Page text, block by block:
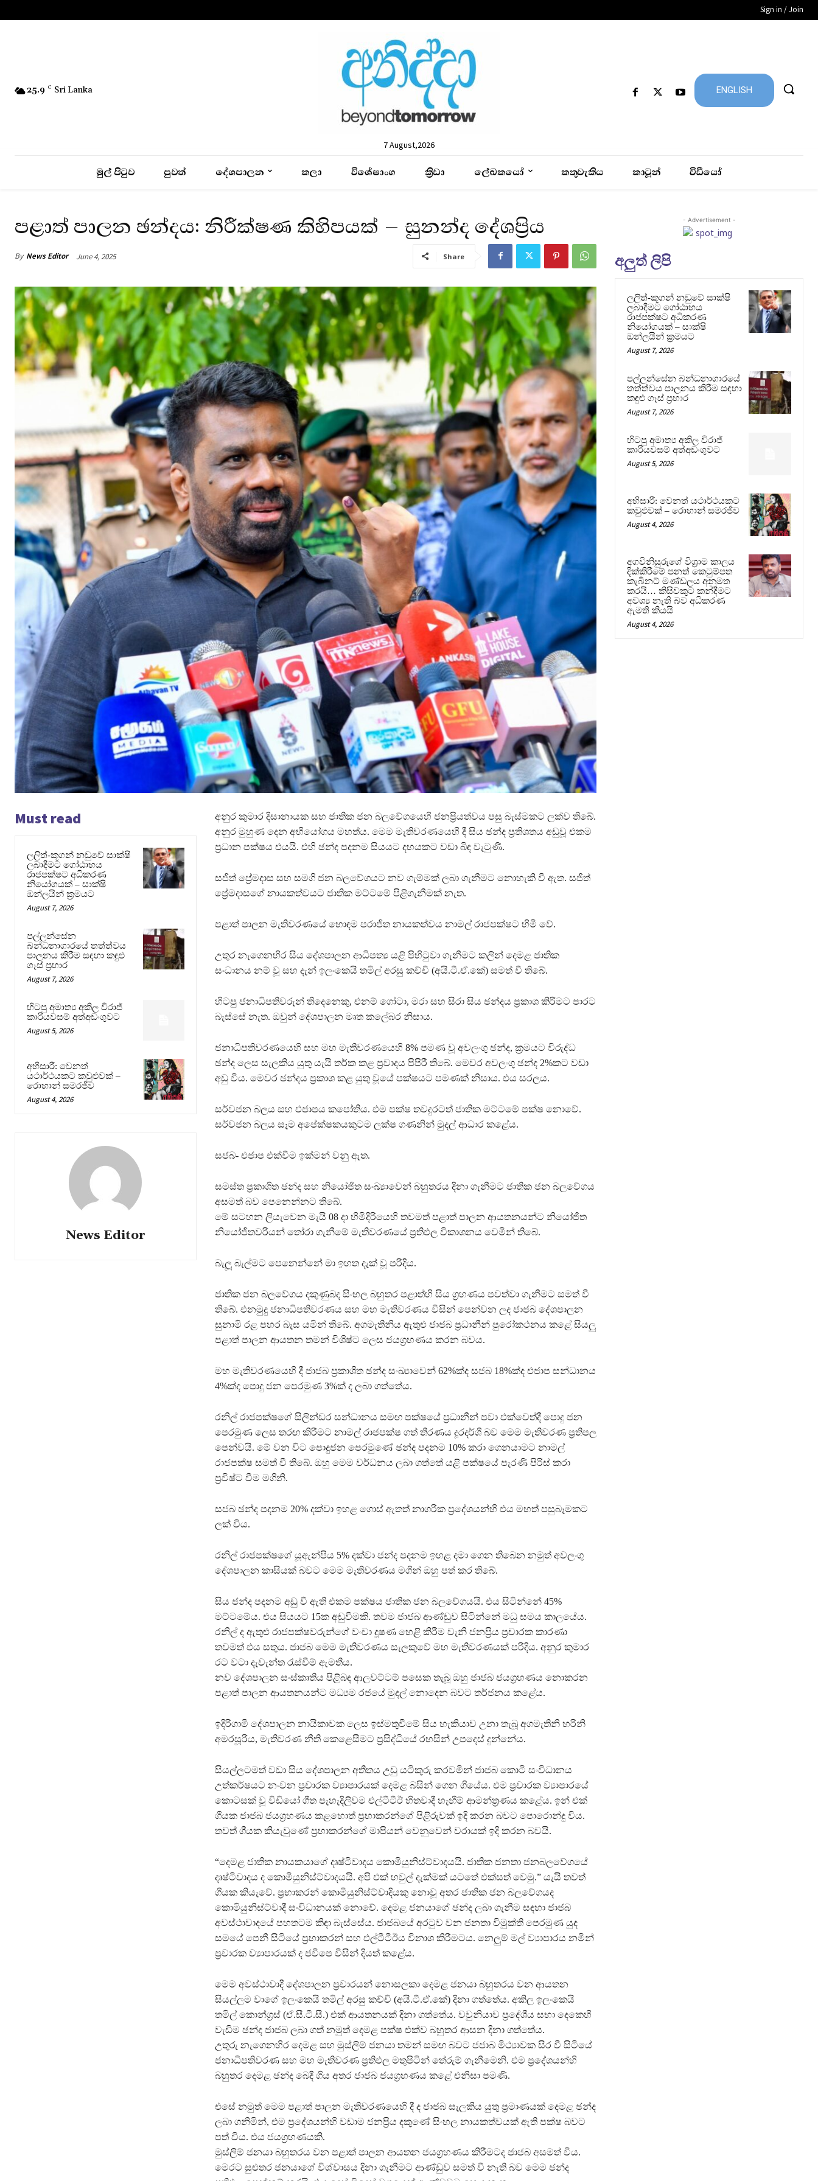
Sign in / Join
25.9 C Sri Lanka
7 August,2026
ENGLISH
මුල් පිටුව පුවත් දේශපාලන කලා විශේෂාංග ක්‍රිඩා ලේඛකයෝ කතුවැකිය කාටූන් විඩීයෝ
පළාත් පාලන ඡන්දය: නිරීක්ෂණ කිහිපයක් – සුනන්ද දේශප්‍රිය
By News Editor June 4, 2025 Share
Must read
ලලිත්-කූගන් නඩුවේ සාක්ෂි
ලබාදීමට ගෝඨාභය
රාජපක්ෂට අධිකරණ
නියෝගයක් – සාක්ෂි
ඔන්ලයින් ක්‍රමයට
August 7, 2026
පල්ලන්සේන
බන්ධනාගාරයේ තත්ත්වය
පාලනය කිරීම සඳහා කඳුළු
ගෑස් ප්‍රහාර
August 7, 2026
හිටපු අමාත්‍ය අකිල විරාජ්
කාරියවසම් අත්අඩංගුවට
August 5, 2026
අභිසාරී: වෙනත්
යථාර්ථයකට කවුළුවක් –
රොහාන් සමරජීව
August 4, 2026
News Editor
අනුර කුමාර දිසානායක සහ ජාතික ජන බලවේගයෙහි ජනප්‍රියත්වය පසු බැස්මකට ලක්ව තිබේ.
අනුර මුහුණ දෙන අභියෝගය මහත්ය. මෙම මැතිවරණයෙහි දී සිය ඡන්ද ප්‍රතිශතය අඩුවූ එකම
ප්‍රධාන පක්ෂය එයයි. එහි ඡන්ද පදනම සියයට දහයකට වඩා බිඳ වැටුණි.
සජිත් ප්‍රේමදාස සහ සමගි ජන බලවේගයට නව ගැම්මක් ලබා ගැනීමට නොහැකි වී ඇත. සජිත්
ප්‍රේමදාසගේ නායකත්වයට ජාතික මට්ටමේ පිළිගැනීමක් නැත.
පළාත් පාලන මැතිවරණයේ හොඳම පරාජිත නායකත්වය නාමල් රාජපක්ෂට හිමි වේ.
උතුර නැගෙනහිර සිය දේශපාලන ආධිපත්‍ය යළි පිහිටුවා ගැනීමට කලින් දෙමළ ජාතික
සංධානය නම් වූ සහ දැන් ඉලංකෙයි තමිල් අරසු කච්චි (අයි.ටී.ඒ.කේ) සමත් වී තිබේ.
හිටපු ජනාධිපතිවරුන් තිදෙනෙකු, එනම් ගෝටා, මරා සහ සිරා සිය ඡන්දය ප්‍රකාශ කිරීමට පාරට
බැස්සේ නැත. ඔවුන් දේශපාලන මෘත කලේබර නිසාය.
ජනාධිපතිවරණයෙහි සහ මහ මැතිවරණයෙහි 8% පමණ වූ අවලංගු ඡන්ද, ක්‍රමයට විරුද්ධ
ඡන්ද ලෙස සැලකිය යුතු යැයි තර්ක කළ ප්‍රවාදය පිපිරී තිබේ. මෙවර අවලංගු ඡන්ද 2%කට වඩා
අඩු විය. මෙවර ඡන්දය ප්‍රකාශ කළ යුතු වූයේ පක්ෂයට පමණක් නිසාය. එය සරලය.
සර්වජන බලය සහ එජාපය කපෝතිය. එම පක්ෂ තවදුරටත් ජාතික මට්ටමේ පක්ෂ නොවේ.
සර්වජන බලය සෑම අපේක්ෂකයකුටම ලක්ෂ ගණනින් මුදල් ආධාර කළේය.
සජබ- එජාප එක්වීම ඉක්මන් වනු ඇත.
සමස්ත ප්‍රකාශිත ඡන්ද සහ නියෝජිත සංඛ්‍යාවෙන් බහුතරය දිනා ගැනීමට ජාතික ජන බලවේගය
අසමත් බව පෙනෙන්නට තිබේ.
මේ සටහන ලියැවෙන මැයි 08 දා හිමිදිරියෙහි තවමත් පළාත් පාලන ආයතනයන්ට නියෝජිත
නියෝජිතවරියන් තෝරා ගැනීමේ මැතිවරණයේ ප්‍රතිඵල විකාශනය වෙමින් තිබේ.
බැලූ බැල්මට පෙනෙන්නේ මා ඉහත දැක් වූ පරිදිය.
ජාතික ජන බලවේගය දකුණුබද සිංහල බහුතර පළාත්හි සිය ග්‍රහණය පවත්වා ගැනීමට සමත් වී
තිබේ. එනමුදු ජනාධිපතිවරණය සහ මහ මැතිවරණය විසින් පෙන්වන ලද ජාජබ දේශපාලන
සුනාමි රළ පහර බැස යමින් තිබේ. අගමැතිනිය ඇතුළු‍ ජාජබ ප්‍රධානීන් පුරෝකථනය කළේ සියලු‍
පළාත් පාලන ආයතන තමන් විශිෂ්ට ලෙස ජයග්‍රහණය කරන බවය.
මහ මැතිවරණයෙහි දී ජාජබ ප්‍රකාශිත ඡන්ද සංඛ්‍යාවෙන් 62%ක්ද සජබ 18%ක්ද එජාප සන්ධානය
4%ක්ද පොදු ජන පෙරමුණ 3%ක් ද ලබා ගත්තේය.
රනිල් රාජපක්ෂගේ සිලින්ඩර සන්ධානය සමඟ පක්ෂයේ ප්‍රධානීන් පවා එක්වෙත්දී පොදු ජන
පෙරමුණ ලෙස තරඟ කිරීමට නාමල් රාජපක්ෂ ගත් තීරණය දූරදර්ශී බව මෙම මැතිවරණ ප්‍රතිපල
පෙන්වයි. මේ වන විට පොදුජන පෙරමුණේ ඡන්ද පදනම 10% කරා ගෙනයාමට නාමල්
රාජපක්ෂ සමත් වී තිබේ. ඔහු මෙම වර්ධනය ලබා ගත්තේ යළි පක්ෂයේ පැරණි පිරිස් කරා
ප්‍රවිෂ්ට වීම මගිනි.
සජබ ඡන්ද පදනම 20% දක්වා ඉහළ ගොස් ඇතත් නාගරික ප්‍රදේශයන්හි එය මහත් පසුබෑමකට
ලක් විය.
රනිල් රාජපක්ෂගේ යූඇන්පිය 5% දක්වා ජන්ද පදනම ඉහළ දමා ගෙන තිබෙන නමුත් අවලංගු
දේශපාලන කාසියක් බවට මෙම මැතිවරණය මගින් ඔහු පත් කර තිබේ.
සිය ජන්ද පදනම අඩු වී ඇති එකම පක්ෂය ජාතික ජන බලවේගයයි. එය සිටින්නේ 45%
මට්ටමේය. එය සියයට 15ක අඩුවීමකි. තවම ජාජබ ආණ්ඩුව සිටින්නේ මධු සමය කාලයේය.
රනිල් ද ඇතුළු‍ රාජපක්ෂවරුන්ගේ වංචා දූෂණ හෙළි කිරීම වැනි ජනප්‍රිය ප්‍රචාරක කාරණා
තවමත් එය සතුය. ජාජබ මෙම මැතිවරණය සැලකුවේ මහ මැතිවරණයක් පරිදිය. අනුර කුමාර
රට වටා දැවැන්ත රැස්වීම් ඇමතීය.
නව දේශපාලන සංස්කෘතිය පිළිබඳ ආලවට්ටම් පසෙක තැබූ ඔහු ජාජබ ජයග්‍රහණය නොකරන
පළාත් පාලන ආයතනයන්ට මධ්‍යම රජයේ මුදල් නොදෙන බවට තර්ජනය කළේය.
ඉදිරිගාමී දේශපාලන නායිකාවක ලෙස ඉස්මතුවීමේ සිය හැකියාව උනා තැබූ අගමැතිනි හරිනි
අමරසූරිය, මැතිවරණ නීති කෙළෙසීමට ප්‍රසිද්ධියේ රහසින් උපදෙස් දුන්නේය.
සියල්ලටමත් වඩා සිය දේශපාලන අතීතය උඩු යටිකුරු කරවමින් ජාජබ කොටි සංවිධානය
උත්කර්ෂයට නංවන ප්‍රචාරක ව්‍යාපාරයක් දෙමළ බසින් ගෙන ගියේය. එම ප්‍රචාරක ව්‍යාපාරයේ
කොටසක් වූ විඩියෝ ගීත පැහැදිලිවම එල්ටීටීඊ හිතවාදී හැඟීම් ආමන්ත්‍රණය කළේය. ඉන් එක්
ගීයක ජාජබ ජයග්‍රහණය කළහොත් ප්‍රභාකරන්ගේ පිළිරුවක් ඉදි කරන බවට පොරොන්දු විය.
තවත් ගීයක කියැවු‍ණේ ප්‍රභාකරන්ගේ මාපියන් වෙනුවෙන් වරායක් ඉදි කරන බවයි.
“දෙමළ ජාතික නායකයාගේ දෘෂ්ටිවාදය කොමියුනිස්ට්වාදයයි. ජාතික ජනතා ජනබලවේගයේ
දෘෂ්ටිවාදය ද කොමියුනිස්ට්වාදයයි. අපි එක් හවුල් දැක්මක් යටතේ එක්සත් වෙමු.” යැයි තවත්
ගීයක කියැවේ. ප්‍රභාකරන් කොමියුනිස්ට්වාදියකු නොවූ අතර ජාතික ජන බලවේගයද
කොමියුනිස්ට්වාදී සංවිධානයක් නොවේ. දෙමළ ජනයාගේ ඡන්ද ලබා ගැනීම සඳහා ජාජබ
අවස්ථාවාදයේ පහතටම කිඳා බැස්සේය. ජාජබයේ අරටුව වන ජනතා විමුක්ති පෙරමුණ යුද
සමයේ පෙනී සිටියේ ප්‍රභාකරන් සහ එල්ටීටීඊය විනාශ කිරීමටය. නෙලු‍ම් මල් ව්‍යාපාරය නමින්
ප්‍රචාරක ව්‍යාපාරයක් ද ජවිපෙ විසින් දියත් කළේය.
මෙම අවස්ථාවාදී දේශපාලන ප්‍රචාරයන් නොසලකා දෙමළ ජනයා බහුතරය වන ආයතන
සියල්ලම වාගේ ඉලංකෙයි තමිල් අරසු කච්චි (අයි.ටී.ඒ.කේ) දිනා ගත්තේය. අකිල ඉලංකෙයි
තමිල් කොන්ග්‍රස් (ඒ.සී.ටී.සී.) එක් ආයතනයක් දිනා ගත්තේය. වවුනියාව ප්‍රදේශීය සභා දෙකෙහි
වැඩිම ඡන්ද ජාජබ ලබා ගත් නමුත් දෙමළ පක්ෂ එක්ව බහුතර ආසන දිනා ගත්තේය.
උතුරු නැගෙනහිර දෙමළ සහ මුස්ලිම් ජනයා තමන් සමඟ බවට ජජාබ මිථ්‍යාවක සිර වී සිටියේ
ජනාධිපතිවරණ සහ මහ මැතිවරණ ප්‍රතිඵල මතුපිටින් තේරුම් ගැනීමෙනි. එම ප්‍රදේශයන්හි
බහුතර දෙමළ ඡන්ද බෙදී ගිය අතර ජාජබ ජයග්‍රහණය කළේ එනිසා පමණි.
එසේ නමුත් මෙම පළාත් පාලන මැතිවරණයෙහි දී ද ජාජබ සැලකිය යුතු ප්‍රමාණයක් දෙමළ ඡන්ද
ලබා ගනිමින්, එම ප්‍රදේශයන්හි වඩාම ජනප්‍රිය දකුණේ සිංහල නායකත්වයක් ඇති පක්ෂ බවට
පත් විය. එය ජයග්‍රහණයකි.
මුස්ලිම් ජනයා බහුතරය වන පළාත් පාලන ආයතන ජයග්‍රහණය කිරීමටද ජාජබ අසමත් විය.
මෙරට සුළුතර ජනයාගේ විශ්වාසය දිනා ගැනීමට ආණ්ඩුව සමත් වී නැති බව මෙම ඡන්ද
- Advertisement -
අලුත් ලිපි
ලලිත්-කූගන් නඩුවේ සාක්ෂි
ලබාදීමට ගෝඨාභය
රාජපක්ෂට අධිකරණ
නියෝගයක් – සාක්ෂි
ඔන්ලයින් ක්‍රමයට
August 7, 2026
පල්ලන්සේන බන්ධනාගාරයේ
තත්ත්වය පාලනය කිරීම සඳහා
කඳුළු ගෑස් ප්‍රහාර
August 7, 2026
හිටපු අමාත්‍ය අකිල විරාජ්
කාරියවසම් අත්අඩංගුවට
August 5, 2026
අභිසාරී: වෙනත් යථාර්ථයකට
කවුළුවක් – රොහාන් සමරජීව
August 4, 2026
අගවිනිසුරුගේ විශ්‍රාම කාලය
දික්කිරීමේ පනත් කෙටුම්පත
කැබිනට් මණ්ඩලය අනුමත
කරයි… කිසිවකුට කන්දීමට
අවශ්‍ය නැති බව අධිකරණ
ඇමති කියයි
August 4, 2026